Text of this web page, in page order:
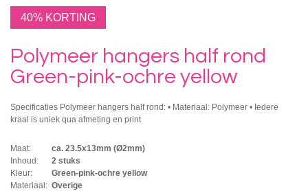
40% KORTING
Polymeer hangers half rond
Green-pink-ochre yellow
Specificaties Polymeer hangers half rond: • Materiaal: Polymeer • Iedere
kraal is uniek qua afmeting en print
Maat:
ca. 23.5x13mm (Ø2mm)
Inhoud:
2 stuks
Kleur:
Green-pink-ochre yellow
Materiaal: Overige